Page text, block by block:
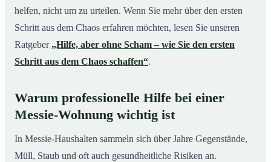
helfen, nicht um zu urteilen. Wenn Sie mehr über den ersten
Schritt aus dem Chaos erfahren möchten, lesen Sie unseren
Ratgeber „Hilfe, aber ohne Scham – wie Sie den ersten
Schritt aus dem Chaos schaffen“.
Warum professionelle Hilfe bei einer
Messie-Wohnung wichtig ist
In Messie-Haushalten sammeln sich über Jahre Gegenstände,
Müll, Staub und oft auch gesundheitliche Risiken an.